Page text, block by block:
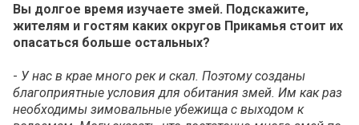
Вы долгое время изучаете змей. Подскажите,
жителям и гостям каких округов Прикамья стоит их
опасаться больше остальных?
- У нас в крае много рек и скал. Поэтому созданы
благоприятные условия для обитания змей. Им как раз
необходимы зимовальные убежища с выходом к